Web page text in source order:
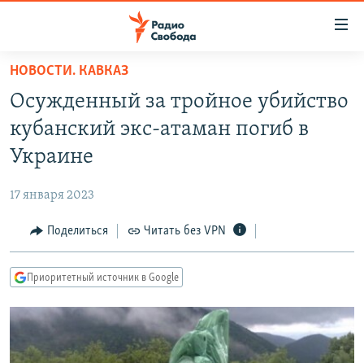
упрощенного
доступа
Вернуться
основному
Вернутся
Вернутся
поиску
ПОДКАСТЫ
АВТОРСКИЕ ПРОЕКТЫ
МНЕНИЯ
КУЛЬТУРА
КАВКАЗ.РЕАЛИИ
СЕВЕР.РЕАЛИИ
СИБИРЬ.РЕАЛИИ
НОВОСТИ. КАВКАЗ
Осужденный за тройное убийство
кубанский экс-атаман погиб в
Украине
17 января 2023
Поделиться Читать без VPN
Приоритетный источник в Google